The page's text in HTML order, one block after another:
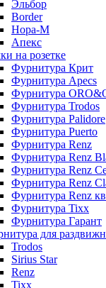
Эльбор
Border
Нора-М
Апекс
на розетке
Фурнитура Крит
Фурнитура Apecs
Фурнитура
Фурнитура Trodos
Фурнитура Palidore
Фурнитура Puerto
Фурнитура Renz
Фурнитура Renz
Фурнитура Renz
Фурнитура Renz
Фурнитура Renz
Фурнитура Tixx
Фурнитура Гарант
для
Trodos
Sirius Star
Renz
Tixx